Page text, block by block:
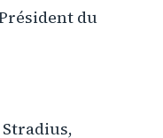
du
Stradius,